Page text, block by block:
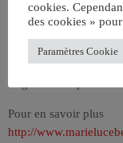
À la fin de l’été
l’envers. Avec ce
toute sa fougue et sa
dans la vie. Une
originalité et qui sème
Pour en savoir plus
http://
cookies.
des cookies »
Paramètres Cookie